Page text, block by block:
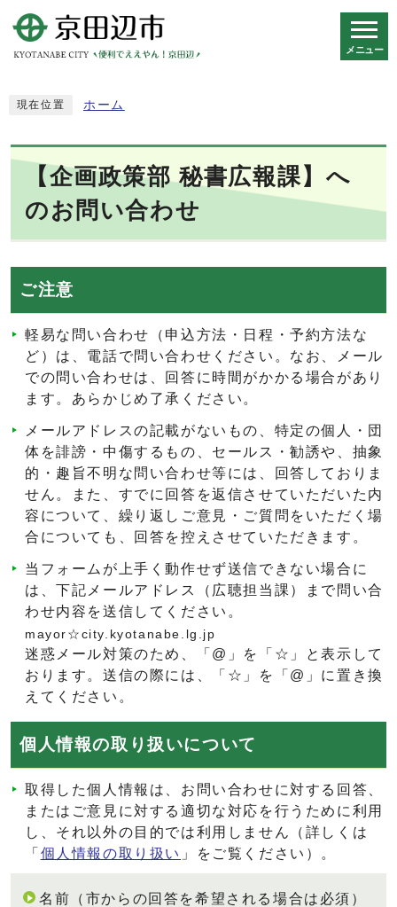
メニュー
現在位置 ホーム
【企画政策部 秘書広報課】へ
のお問い合わせ
ご注意
軽易な問い合わせ（申込方法・日程・予約方法な
ど）は、電話で問い合わせください。なお、メール
での問い合わせは、回答に時間がかかる場合があり
ます。あらかじめ了承ください。
メールアドレスの記載がないもの、特定の個人・団
体を誹謗・中傷するもの、セールス・勧誘や、抽象
的・趣旨不明な問い合わせ等には、回答しておりま
せん。また、すでに回答を返信させていただいた内
容について、繰り返しご意見・ご質問をいただく場
合についても、回答を控えさせていただきます。
当フォームが上手く動作せず送信できない場合に
は、下記メールアドレス（広聴担当課）まで問い合
わせ内容を送信してください。
mayor☆city.kyotanabe.lg.jp
迷惑メール対策のため、「@」を「☆」と表示して
おります。送信の際には、「☆」を「@」に置き換
えてください。
個人情報の取り扱いについて
取得した個人情報は、お問い合わせに対する回答、
またはご意見に対する適切な対応を行うために利用
し、それ以外の目的では利用しません（詳しくは
「 個人情報の取り扱い 」をご覧ください）。
名前（市からの回答を希望される場合は必須）